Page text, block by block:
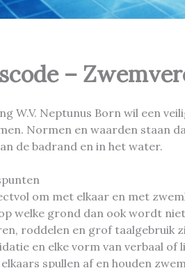
–
W.V. Neptunus Born wil een
Normen en waarden staan
de badrand en in het water.
om met elkaar en met
welke grond dan ook wordt
roddelen en grof taalgebruik
en elke vorm van verbaal
spullen af en houden